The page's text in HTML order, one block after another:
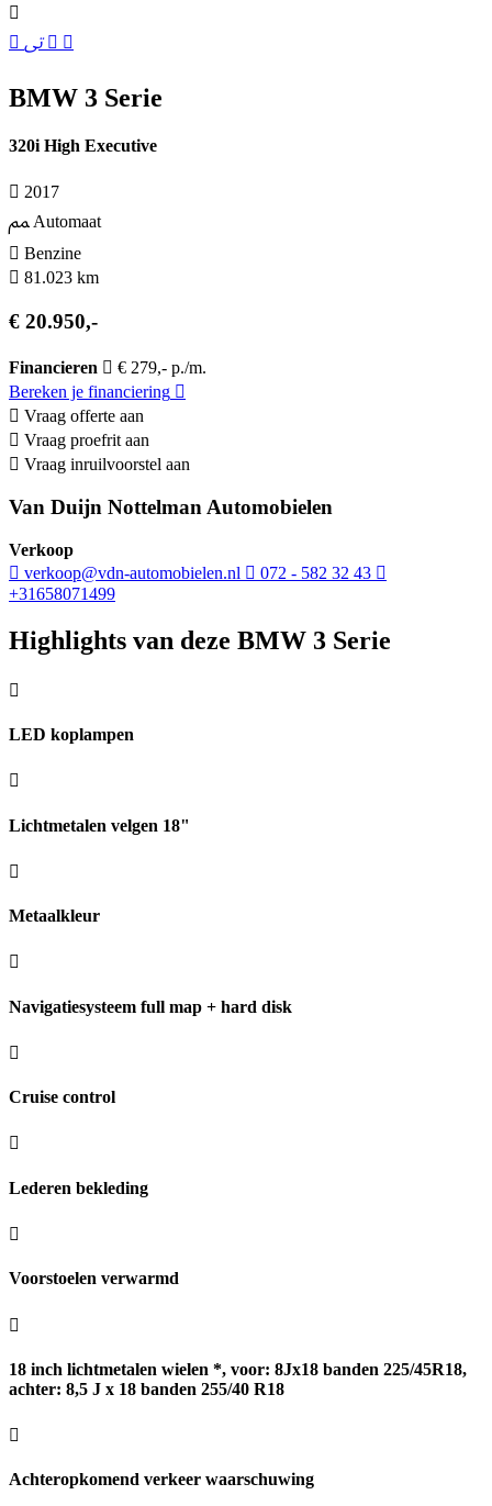
BMW 3 Serie
320i High Executive
2017
Automaat
Benzine
81.023 km
€ 20.950,-
Financieren
€ 279,- p./m.
Bereken je financiering
Vraag offerte aan
Vraag proefrit aan
Vraag inruilvoorstel aan
Van Duijn Nottelman Automobielen
Verkoop
verkoop@vdn-automobielen.nl
072 - 582 32 43
+31658071499
Highlights van deze BMW 3 Serie
LED koplampen
Lichtmetalen velgen 18"
Metaalkleur
Navigatiesysteem full map + hard disk
Cruise control
Lederen bekleding
Voorstoelen verwarmd
18 inch lichtmetalen wielen *, voor: 8Jx18 banden 225/45R18,
achter: 8,5 J x 18 banden 255/40 R18
Achteropkomend verkeer waarschuwing